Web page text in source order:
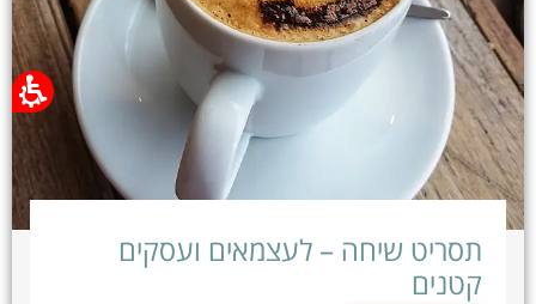
תסריט שיחה – לעצמאים ועסקים
קטנים